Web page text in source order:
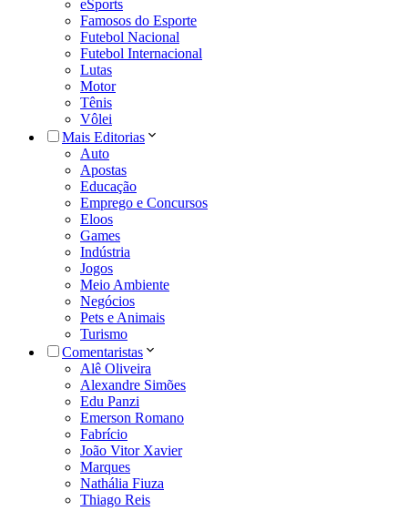
eSports
Famosos do Esporte
Futebol Nacional
Futebol Internacional
Lutas
Motor
Tênis
Vôlei
Mais Editorias
Auto
Apostas
Educação
Emprego e Concursos
Eloos
Games
Indústria
Jogos
Meio Ambiente
Negócios
Pets e Animais
Turismo
Comentaristas
Alê Oliveira
Alexandre Simões
Edu Panzi
Emerson Romano
Fabrício
João Vitor Xavier
Marques
Nathália Fiuza
Thiago Reis